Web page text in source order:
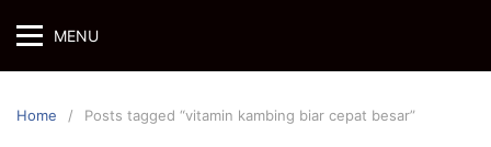
content
MENU
Home Posts tagged “vitamin kambing biar cepat besar”